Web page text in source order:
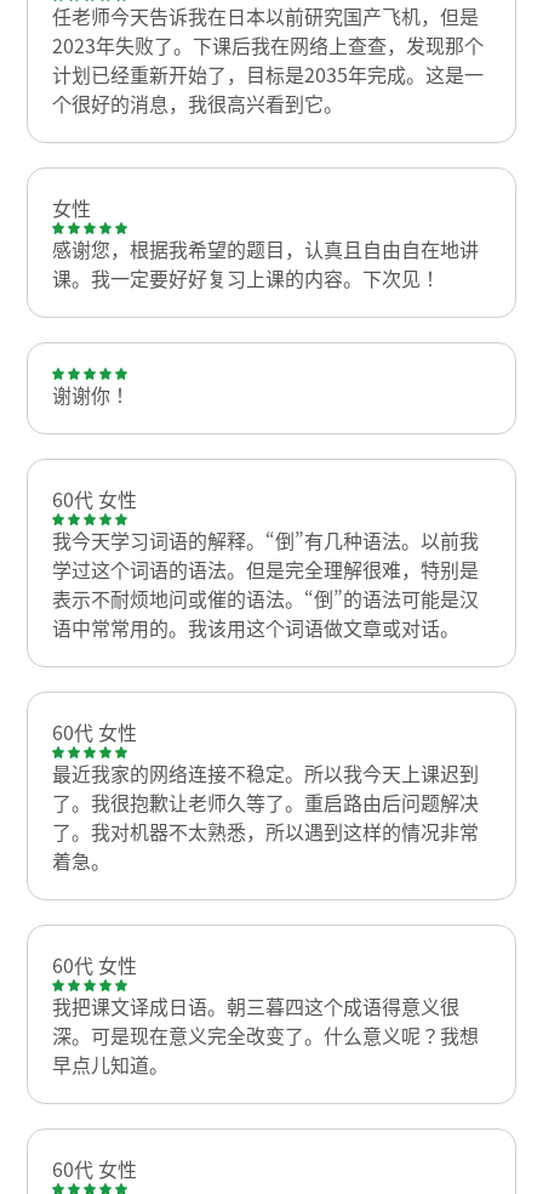
任老师今天告诉我在日本以前研究国产飞机，但是
2023年失败了。下课后我在网络上查查，发现那个
计划已经重新开始了，目标是2035年完成。这是一
个很好的消息，我很高兴看到它。
女性
感谢您，根据我希望的题目，认真且自由自在地讲
课。我一定要好好复习上课的内容。下次见！
谢谢你！
60代 女性
我今天学习词语的解释。“倒”有几种语法。以前我
学过这个词语的语法。但是完全理解很难，特别是
表示不耐烦地问或催的语法。“倒”的语法可能是汉
语中常常用的。我该用这个词语做文章或对话。
60代 女性
最近我家的网络连接不稳定。所以我今天上课迟到
了。我很抱歉让老师久等了。重启路由后问题解决
了。我对机器不太熟悉，所以遇到这样的情况非常
着急。
60代 女性
我把课文译成日语。朝三暮四这个成语得意义很
深。可是现在意义完全改变了。什么意义呢？我想
早点儿知道。
60代 女性